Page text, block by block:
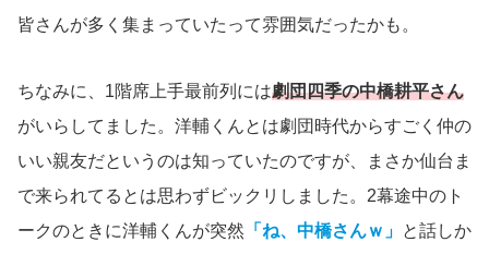
皆さんが多く集まっていたって雰囲気だったかも。
ちなみに、1階席上手最前列には劇団四季の中橋耕平さん
がいらしてました。洋輔くんとは劇団時代からすごく仲の
いい親友だというのは知っていたのですが、まさか仙台ま
で来られてるとは思わずビックリしました。2幕途中のト
ークのときに洋輔くんが突然 「ね、中橋さんｗ」 と話しか